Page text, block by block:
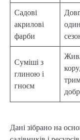
Садові
акрилові
фарби
Суміші з
глиною і
гноєм
Дані зібрано на